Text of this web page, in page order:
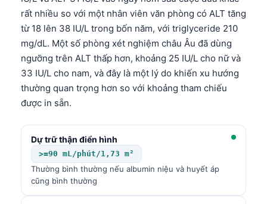
rất nhiều so với một nhân viên văn phòng có ALT tăng
từ 18 lên 38 IU/L trong bốn năm, với triglyceride 210
mg/dL. Một số phòng xét nghiệm châu Âu đã dùng
ngưỡng trên ALT thấp hơn, khoảng 25 IU/L cho nữ và
33 IU/L cho nam, và đây là một lý do khiến xu hướng
thường quan trọng hơn so với khoảng tham chiếu
được in sẵn.
Dự trữ thận điển hình
>=90 mL/phút/1,73 m²
Thường bình thường nếu albumin niệu và huyết áp
cũng bình thường
Kiswahili
አማርኛ
Українська
O‘zbekcha
Қазақ тілі
Suomi
Hrvatski
Slovenčina